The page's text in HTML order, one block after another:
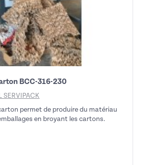
BCC-316-230
SERVIPACK
permet de produire du matériau
en broyant les cartons.